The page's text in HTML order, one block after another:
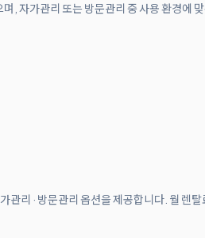
, 자가관리 또는 방문관리 중 사용 환경에
리 · 방문관리 옵션을 제공합니다. 월 렌